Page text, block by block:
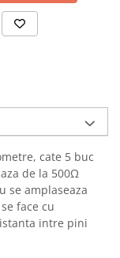
cate 5 buc
de la 500Ω
se amplaseaza
face cu
intre pini